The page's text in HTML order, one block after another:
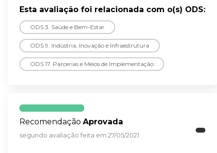
Esta avaliação foi relacionada com o(s) ODS:
ODS 3. Saúde e Bem-Estar
ODS 9. Indústria, Inovação e Infraestrutura
ODS 17. Parcerias e Meios de Implementação
Recomendação Aprovada
segundo avaliação feita em 27/05/2021